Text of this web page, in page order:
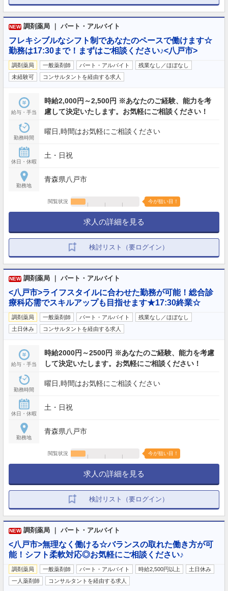
NEW 調剤薬局 ｜ パート・アルバイト
フレキシブルなシフト制であなたのペースで働けます☆
勤務は17:30まで！まずはご相談ください♪<八戸市>
調剤薬局 一般薬剤師 パート・アルバイト
残業なし／ほぼなし
未経験可
コンサルタントを経由する求人
給与・手当
時給2,000円～2,500円 ※あなたのご経験、能力を考
慮して決定いたします。お気軽にご相談ください！
勤務時間
曜日,時間はお気軽にご相談ください
休日・休暇
土・日祝
勤務地
青森県八戸市
閲覧状況 今が狙い目！
求人の詳細を見る
検討リスト（要ログイン）
NEW 調剤薬局 ｜ パート・アルバイト
<八戸市>ライフスタイルに合わせた勤務が可能！総合診
療科応需でスキルアップも目指せます★17:30終業☆
調剤薬局 一般薬剤師 パート・アルバイト
残業なし／ほぼなし
土日休み
コンサルタントを経由する求人
給与・手当
時給2000円～2500円 ※あなたのご経験、能力を考慮
して決定いたします。お気軽にご相談ください！
勤務時間
曜日,時間はお気軽にご相談ください
休日・休暇
土・日祝
勤務地
青森県八戸市
閲覧状況 今が狙い目！
求人の詳細を見る
検討リスト（要ログイン）
NEW 調剤薬局 ｜ パート・アルバイト
<八戸市>無理なく働ける☆バランスの取れた働き方が可
能！シフト柔軟対応◎お気軽にご相談ください♪
調剤薬局 一般薬剤師 パート・アルバイト 時給2,500円以上
土日休み
一人薬剤師
コンサルタントを経由する求人